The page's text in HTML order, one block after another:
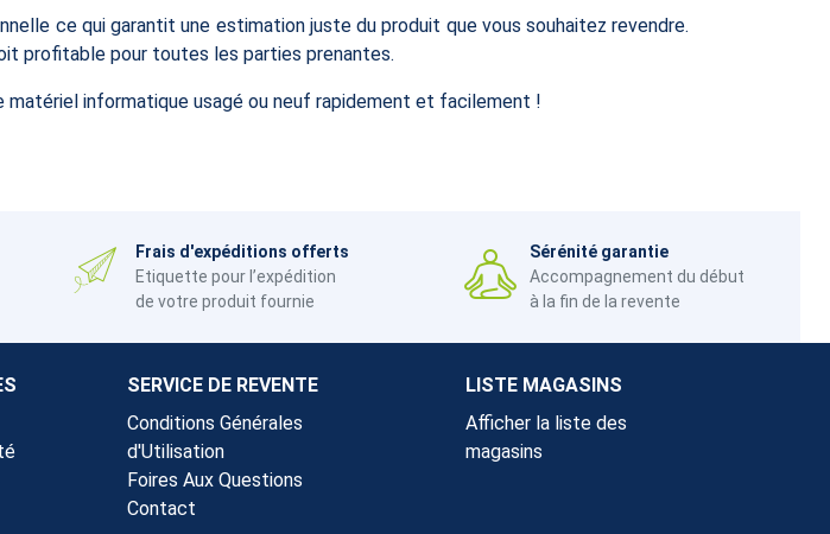
ce qui garantit une estimation juste du produit que vous souhaitez revendre.
profitable pour toutes les parties prenantes.
matériel informatique usagé ou neuf rapidement et facilement !
Frais d'expéditions offerts
Etiquette pour l’expédition
de votre produit fournie
Sérénité garantie
Accompagnement du début
à la fin de la revente
SERVICE DE REVENTE
Conditions Générales
d'Utilisation
Foires Aux Questions
Contact
LISTE MAGASINS
Afficher la liste des
magasins